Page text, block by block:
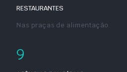
RESTAURANTES
Nas praças de alimentação.
9